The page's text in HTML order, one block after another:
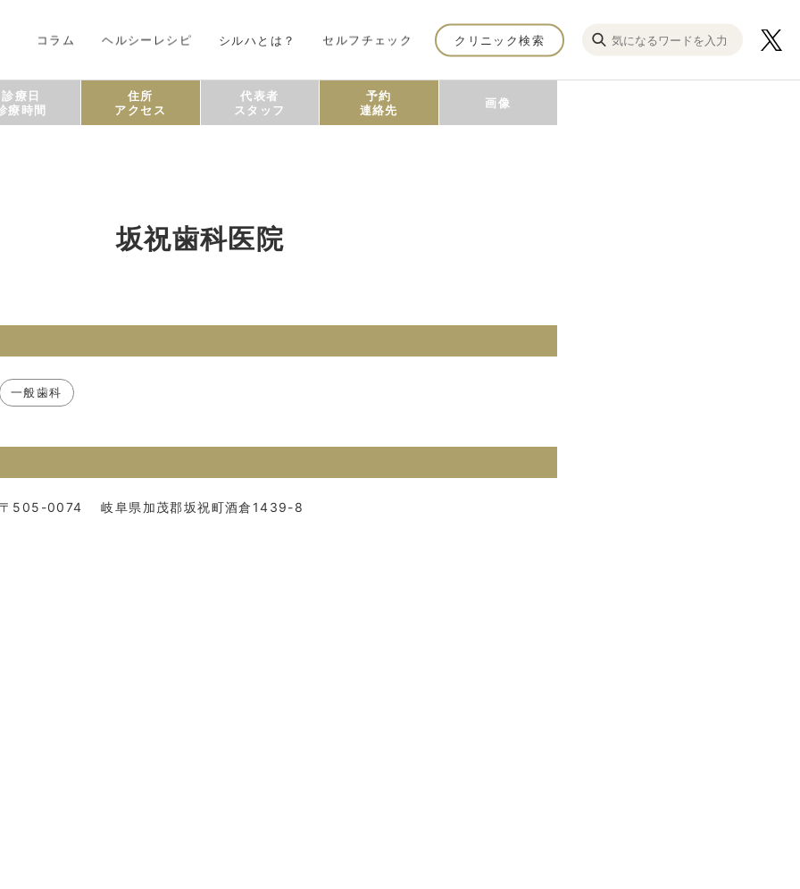
コラム ヘルシーレシピ シルハとは？ セルフチェック クリニック検索
診療日
療時間
住所
アクセス
代表者
スタッフ
予約
連絡先
画像
坂祝歯科医院
一般歯科
〒505-0074 岐阜県加茂郡坂祝町酒倉1439-8